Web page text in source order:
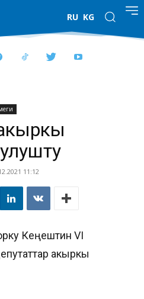
RU KG
11:12
Кеңештин VI
акыркы